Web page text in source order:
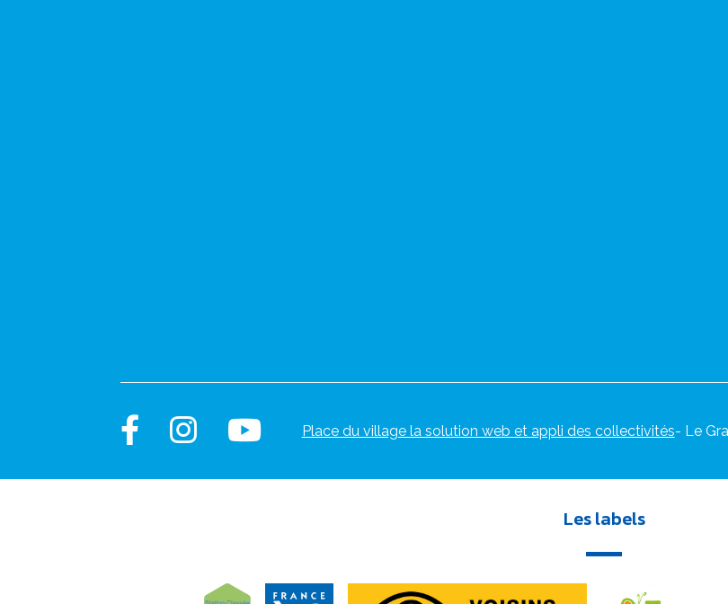
Place du village la solution web et appli des collectivités- Le
Les labels